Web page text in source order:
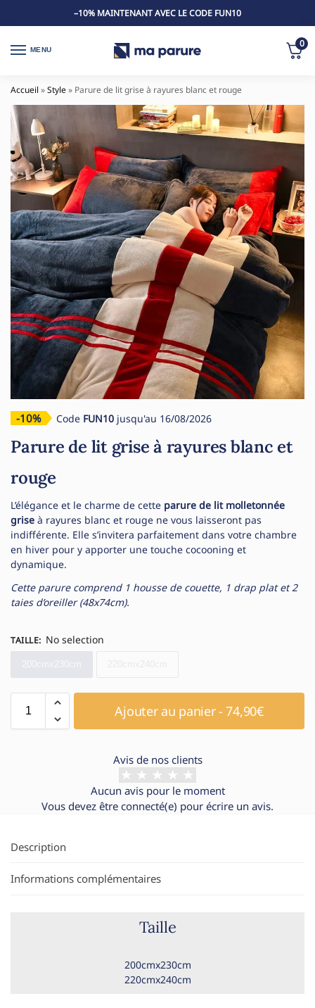
–10% MAINTENANT AVEC LE CODE FUN10
MENU
0
Accueil »Style» Parure de lit grise à rayures blanc et rouge
-10% Code FUN10 jusqu'au 16/08/2026
Parure de lit grise à rayures blanc et
rouge
L’élégance et le charme de cette parure de lit molletonnée
grise à rayures blanc et rouge ne vous laisseront pas
indifférente. Elle s’invitera parfaitement dans votre chambre
en hiver pour y apporter une touche cocooning et
dynamique.
Cette parure comprend 1 housse de couette, 1 drap plat et 2
taies d’oreiller (48x74cm).
TAILLE: No selection
Ajouter au panier - 74,90€
Avis de nos clients
Aucun avis pour le moment
Vous devez être connecté(e) pour écrire un avis.
Description
Informations complémentaires
Taille
200cmx230cm
220cmx240cm